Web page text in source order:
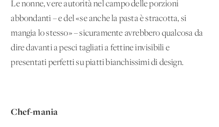
Le nonne, vere autorità nel campo delle porzioni
abbondanti – e del «se anche la pasta è stracotta, si
mangia lo stesso» – sicuramente avrebbero qualcosa da
dire davanti a pesci tagliati a fettine invisibili e
presentati perfetti su piatti bianchissimi di design.
Chef-mania